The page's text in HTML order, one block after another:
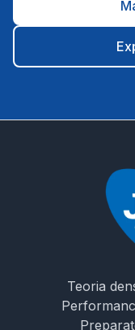
Foco regional:
contexto
e cronograma
Teoria